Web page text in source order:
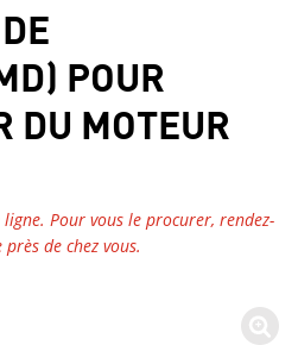
DE PLUS DE 99 $
POUR
DU MOTEUR
Pour vous le procurer, rendez-
de chez vous.